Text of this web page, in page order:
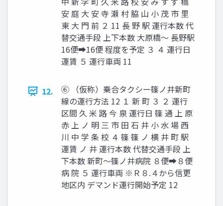
安 庭 大 安 寺 瀬 村 脇 山 小 茂 市 里
東 大 門 前 ２ 11 ⾧ 野 駅 運行本数 代
替交通手段 上下本数 大原橋～ ⾧野駅
16便➡16便 程度を予定 ３ ４ 運行日
運賃 ５ 運行車両 11
12.
⑥ （仮称）乗合タクシー篠ノ井新町
線の運行方法 12 １ 新 町 ３ ２ 運行
区間 久 米 路 今 泉 運行日 篠 通 上 原
赤 上 ノ 明 三 市 田 石 井 小 水 場 西
川 中 学 条 校 ４ 篠 篠 ノ 横 井 町 駅
運賃 ノ 井 運行本数 代替交通手段 上
下本数 新町～篠ノ井病院 ８便➡８便
病 院 ５ 運行車両 ※Ｒ８.４から信更
地区内 デマンド運行開始予定 12